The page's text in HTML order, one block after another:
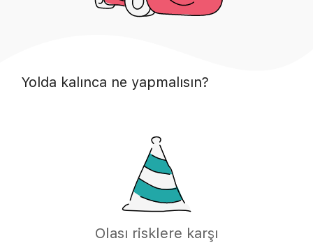
Yolda kalınca ne yapmalısın?
Olası risklere karşı